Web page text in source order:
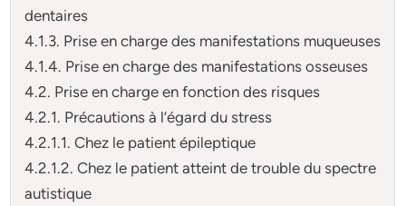
dentaires
4.1.3. Prise en charge des manifestations muqueuses
4.1.4. Prise en charge des manifestations osseuses
4.2. Prise en charge en fonction des risques
4.2.1. Précautions à l’égard du stress
4.2.1.1. Chez le patient épileptique
4.2.1.2. Chez le patient atteint de trouble du spectre
autistique